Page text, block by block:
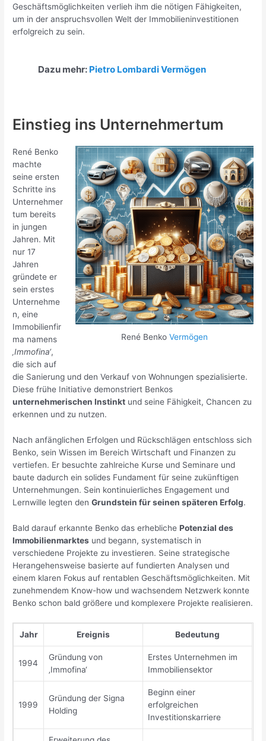
Geschäftsmöglichkeiten verlieh ihm die nötigen Fähigkeiten,
um in der anspruchsvollen Welt der Immobilieninvestitionen
erfolgreich zu sein.
Dazu mehr: Pietro Lombardi Vermögen
Einstieg ins Unternehmertum
René Benko Vermögen
René Benko
machte
seine ersten
Schritte ins
Unternehmer
tum bereits
in jungen
Jahren. Mit
nur 17
Jahren
gründete er
sein erstes
Unternehme
n, eine
Immobilienfir
ma namens
‚Immofina‘,
die sich auf
die Sanierung und den Verkauf von Wohnungen spezialisierte.
Diese frühe Initiative demonstriert Benkos
unternehmerischen Instinkt und seine Fähigkeit, Chancen zu
erkennen und zu nutzen.
Nach anfänglichen Erfolgen und Rückschlägen entschloss sich
Benko, sein Wissen im Bereich Wirtschaft und Finanzen zu
vertiefen. Er besuchte zahlreiche Kurse und Seminare und
baute dadurch ein solides Fundament für seine zukünftigen
Unternehmungen. Sein kontinuierliches Engagement und
Lernwille legten denGrundstein für seinen späteren Erfolg.
Bald darauf erkannte Benko das erheblichePotenzial des
Immobilienmarktes und begann, systematisch in
verschiedene Projekte zu investieren. Seine strategische
Herangehensweise basierte auf fundierten Analysen und
einem klaren Fokus auf rentablen Geschäftsmöglichkeiten. Mit
zunehmendem Know-how und wachsendem Netzwerk konnte
Benko schon bald größere und komplexere Projekte realisieren.
Jahr Ereignis Bedeutung
1994
Gründung von
‚Immofina‘
Erstes Unternehmen im
Immobiliensektor
1999
Gründung der Signa
Holding
Beginn einer
erfolgreichen
Investitionskarriere